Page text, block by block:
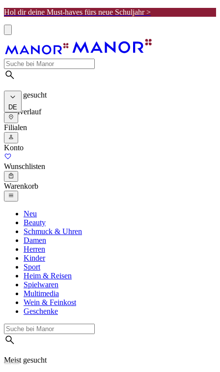
Hol dir deine Must-haves fürs neue Schuljahr >
Meist gesucht
Suchverlauf
DE
Filialen
Konto
Wunschlisten
Warenkorb
Neu
Beauty
Schmuck & Uhren
Damen
Herren
Kinder
Sport
Heim & Reisen
Spielwaren
Multimedia
Wein & Feinkost
Geschenke
Meist gesucht